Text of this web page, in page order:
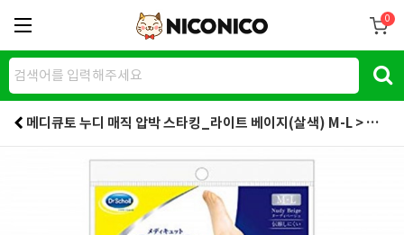
0
메디큐토 누디 매직 압박 스타킹_라이트 베이지(살색) M-L > 생활용품